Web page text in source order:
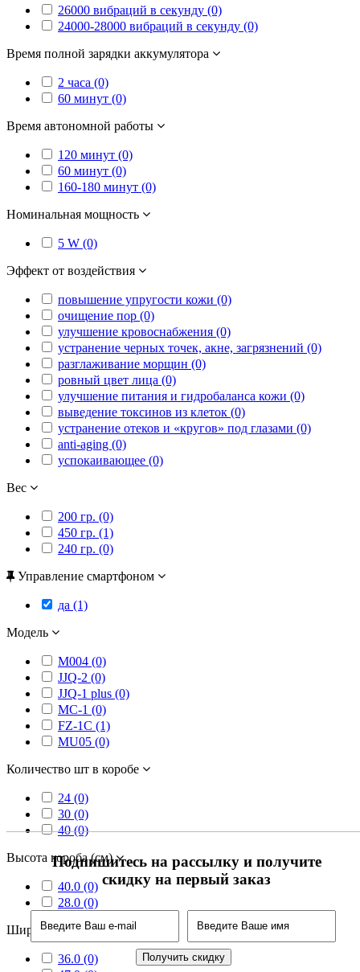
Подпишитесь на рассылку и получите
скидку на первый заказ
26000 вибраций в секунду (0)
24000-28000 вибраций в секунду (0)
Время полной зарядки аккумулятора
2 часа (0)
60 минут (0)
Время автономной работы
120 минут (0)
60 минут (0)
160-180 минут (0)
Номинальная мощность
5 W (0)
Эффект от воздействия
повышение упругости кожи (0)
очищение пор (0)
улучшение кровоснабжения (0)
устранение черных точек, акне, загрязнений (0)
разглаживание морщин (0)
ровный цвет лица (0)
улучшение питания и гидробаланса кожи (0)
выведение токсинов из клеток (0)
устранение отеков и «кругов» под глазами (0)
anti-aging (0)
успокаивающее (0)
Вес
200 гр. (0)
450 гр. (1)
240 гр. (0)
Управление смартфоном
да (1)
Модель
M004 (0)
JJQ-2 (0)
JJQ-1 plus (0)
MC-1 (0)
FZ-1C (1)
MU05 (0)
Количество шт в коробе
24 (0)
30 (0)
40 (0)
Высота короба (см)
40.0 (0)
28.0 (0)
Ширина короба (см)
36.0 (0)